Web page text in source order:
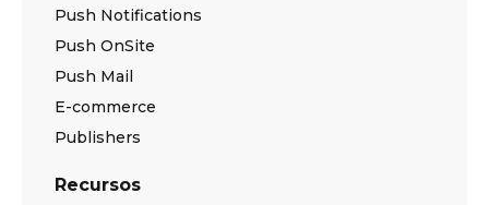
Push Notifications
Push OnSite
Push Mail
E-commerce
Publishers
Recursos